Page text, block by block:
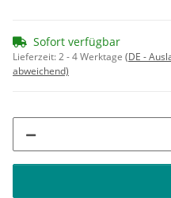
Sofort verfügbar
Lieferzeit:2 - 4 Werktage (DE -
abweichend)